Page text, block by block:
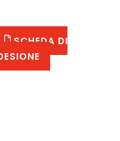
SCHEDA DI